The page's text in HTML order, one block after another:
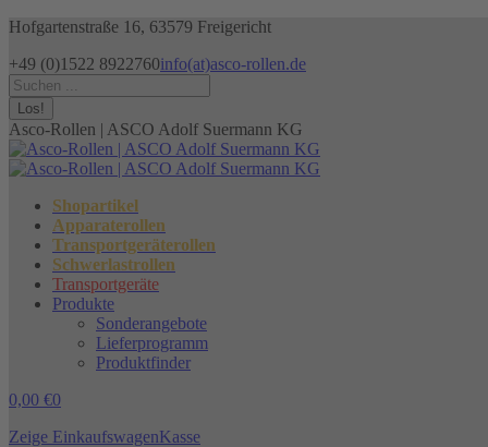
Zum
springen
Hofgartenstraße 16, 63579 Freigericht
+49 (0)1522 8922760info(at)asco-rollen.de
Facebook
page
opens
in
new
window
Instagram
page
opens
in
new
window
X
page
opens
in
new
window
Search:
Asco-Rollen | ASCO Adolf Suermann KG
Shopartikel
Apparaterollen
Transportgeräterollen
Schwerlastrollen
Transportgeräte
Produkte
Sonderangebote
Lieferprogramm
Produktfinder
0,00 €0
Zeige EinkaufswagenKasse